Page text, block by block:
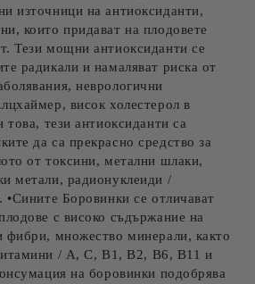
източници на антиоксиданти,
които придават на плодовете
Тези мощни антиоксиданти се
радикали и намаляват риска от
неврологични
висок холестерол в
тези антиоксиданти са
да са прекрасно средство за
от токсини, метални шлаки,
метали, радионуклеиди /
•Сините Боровинки се отличават
с високо съдържание на
фибри, множество минерали, както
/ А, С, В1, В2, В6, В11 и
на боровинки подобрява